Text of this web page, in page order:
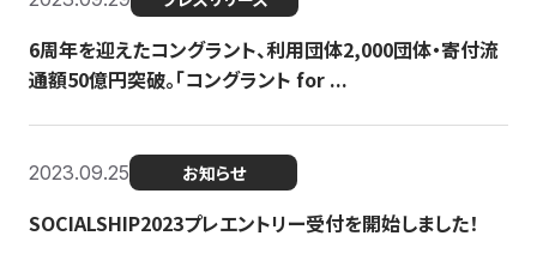
6周年を迎えたコングラント、利用団体2,000団体・寄付流
通額50億円突破。「コングラント for ...
2023.09.25 お知らせ
SOCIALSHIP2023プレエントリー受付を開始しました！